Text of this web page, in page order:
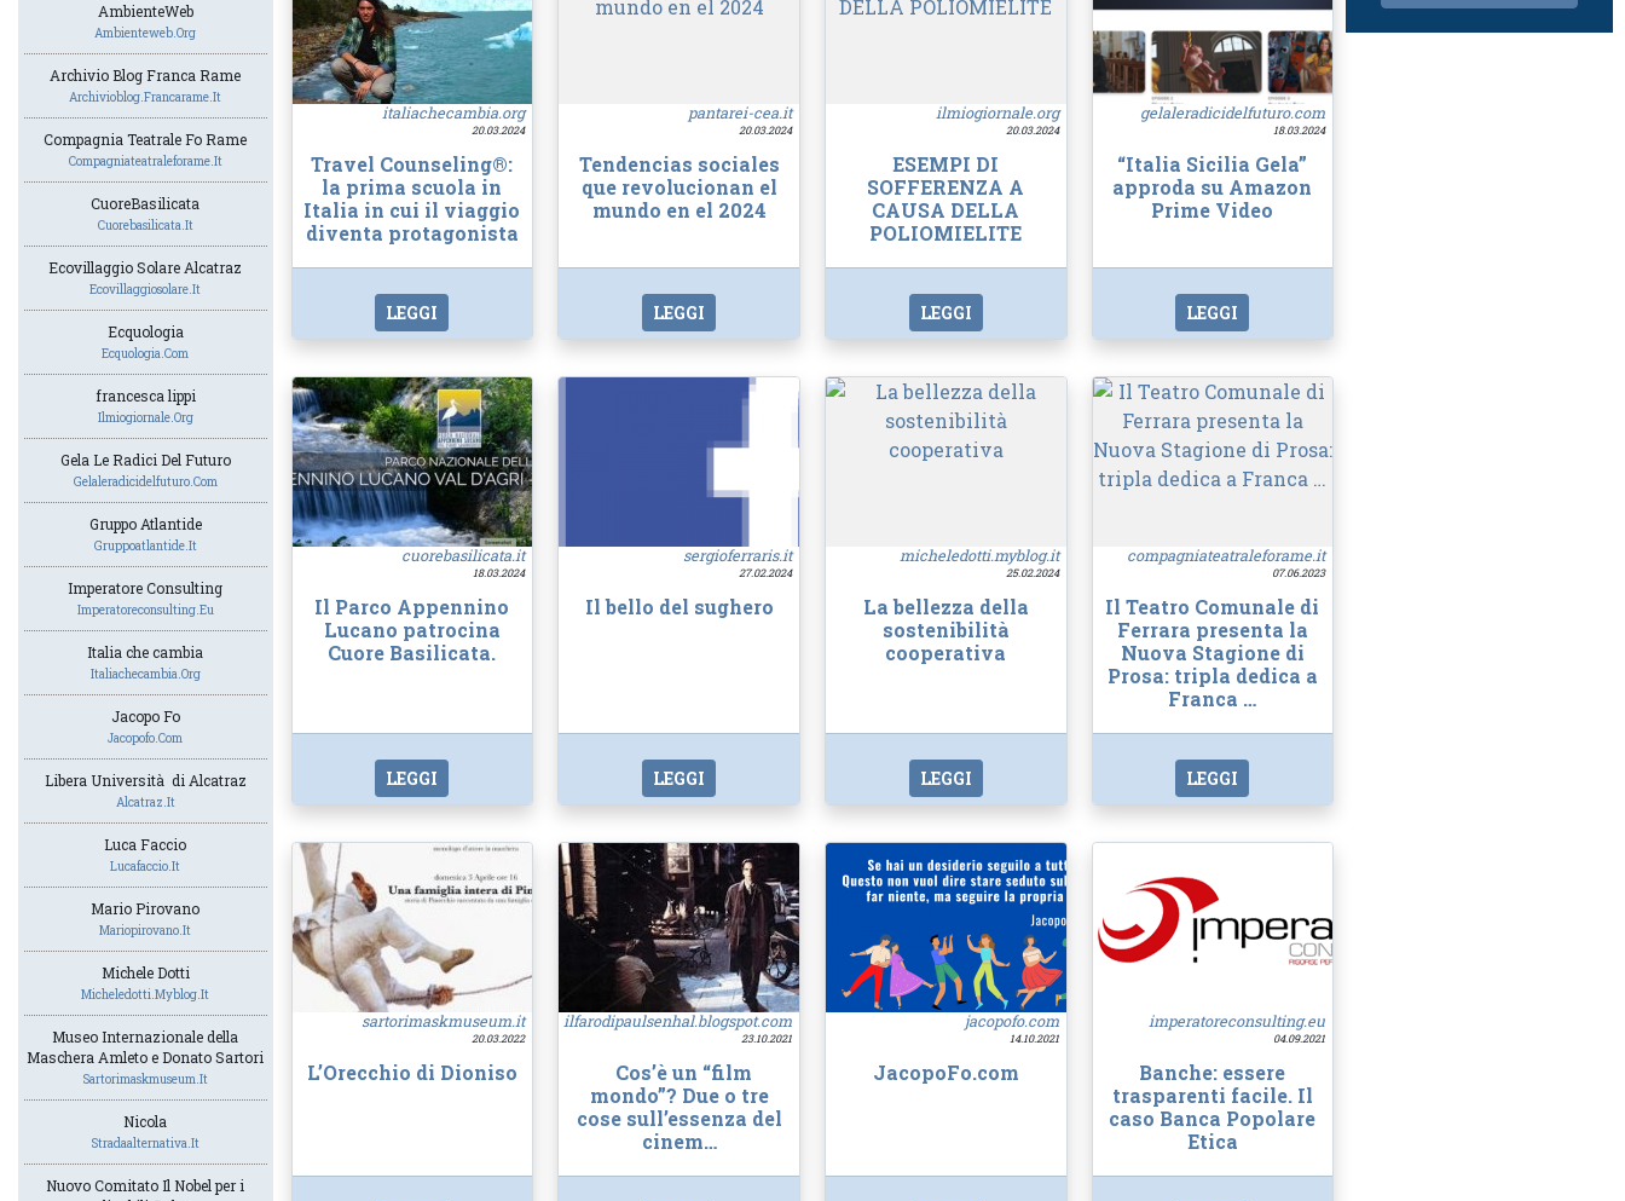
AmbienteWeb
Ambienteweb.org
Archivio Blog Franca Rame
Archivioblog.francarame.it
Compagnia Teatrale Fo Rame
Compagniateatraleforame.it
CuoreBasilicata
Cuorebasilicata.it
Ecovillaggio Solare Alcatraz
Ecovillaggiosolare.it
Ecquologia
Ecquologia.com
francesca lippi
Ilmiogiornale.org
Gela Le Radici Del Futuro
Gelaleradicidelfuturo.com
Gruppo Atlantide
Gruppoatlantide.it
Imperatore Consulting
Imperatoreconsulting.eu
Italia che cambia
Italiachecambia.org
Jacopo Fo
Jacopofo.com
Libera Università di Alcatraz
Alcatraz.it
Luca Faccio
Lucafaccio.it
Mario Pirovano
Mariopirovano.it
Michele Dotti
Micheledotti.myblog.it
Museo Internazionale della
Maschera Amleto e Donato Sartori
Sartorimaskmuseum.it
Nicola
Stradaalternativa.it
Nuovo Comitato Il Nobel per i
italiachecambia.org
20.03.2024
Travel Counseling®:
la prima scuola in
Italia in cui il viaggio
diventa protagonista
LEGGI
pantarei-cea.it
20.03.2024
Tendencias sociales
que revolucionan el
mundo en el 2024
LEGGI
ilmiogiornale.org
20.03.2024
ESEMPI DI
SOFFERENZA A
CAUSA DELLA
POLIOMIELITE
LEGGI
gelaleradicidelfuturo.com
18.03.2024
“Italia Sicilia Gela”
approda su Amazon
Prime Video
LEGGI
cuorebasilicata.it
18.03.2024
Il Parco Appennino
Lucano patrocina
Cuore Basilicata.
LEGGI
sergioferraris.it
27.02.2024
Il bello del sughero
LEGGI
micheledotti.myblog.it
25.02.2024
La bellezza della
sostenibilità
cooperativa
LEGGI
compagniateatraleforame.it
07.06.2023
Il Teatro Comunale di
Ferrara presenta la
Nuova Stagione di
Prosa: tripla dedica a
Franca …
LEGGI
sartorimaskmuseum.it
20.03.2022
L’Orecchio di Dioniso
ilfarodipaulsenhal.blogspot.com
23.10.2021
Cos’è un “film
mondo”? Due o tre
cose sull’essenza del
cinem…
jacopofo.com
14.10.2021
JacopoFo.com
imperatoreconsulting.eu
04.09.2021
Banche: essere
trasparenti facile. Il
caso Banca Popolare
Etica